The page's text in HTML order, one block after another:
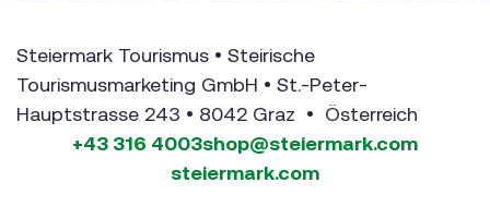
Steiermark Tourismus • Steirische
Tourismusmarketing GmbH • St.-Peter-
Hauptstrasse 243 • 8042 Graz • Österreich
+43 316 4003shop@steiermark.com
steiermark.com